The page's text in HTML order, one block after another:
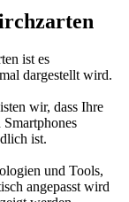
ist es
dargestellt wird.
wir, dass Ihre
ist.
und Tools,
angepasst wird